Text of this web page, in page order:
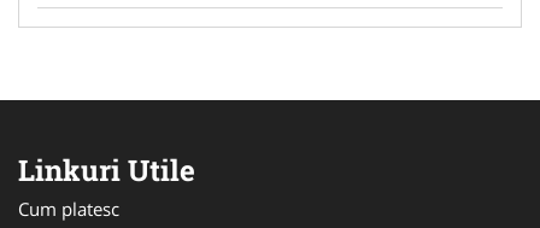
Linkuri Utile
Cum platesc